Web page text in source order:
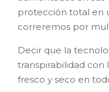
protección total en
correremos por
Decir que la
transpirabilidad con
fresco y seco en